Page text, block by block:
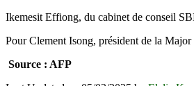
Ikemesit Effiong, du cabinet de conseil
Pour Clement Isong, président de la
Source : AFP